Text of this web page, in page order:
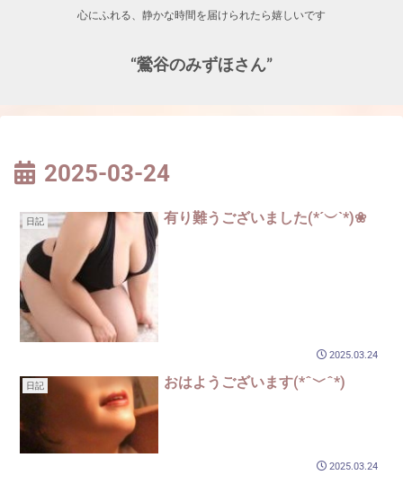
心にふれる、静かな時間を届けられたら嬉しいです
“鶯谷のみずほさん”
2025-03-24
日記 有り難うございました(*´︶`*)❀
2025.03.24
日記 おはようございます(*ˆ﹀ˆ*)
2025.03.24